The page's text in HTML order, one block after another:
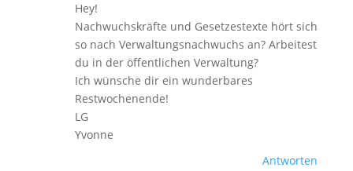
Hey!
Nachwuchskräfte und Gesetzestexte hört sich
so nach Verwaltungsnachwuchs an? Arbeitest
du in der öffentlichen Verwaltung?
Ich wünsche dir ein wunderbares
Restwochenende!
LG
Yvonne
Antworten